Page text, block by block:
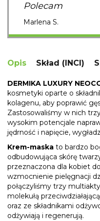
Polecam
Marlena S.
Opis Skład (INCI)
DERMIKA LUXURY
kosmetyki oparte o
kolagenu, aby poprawić
Zastosowaliśmy w nich
wysokim potencjale
jędrność i napięcie,
Krem-maska to bardzo
odbudowująca skórę
przeznaczona dla kobiet
wzmocnienie pielęgnacji
połączyliśmy trzy
molekułą
oraz ze składnikami
odżywiają i regenerują.